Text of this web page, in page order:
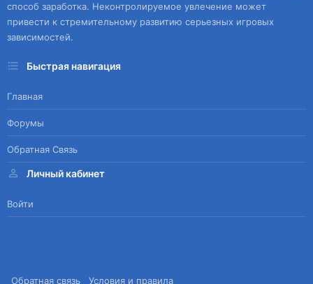
способ заработка. Неконтролируемое увлечение может
привести к стремительному развитию серьезных игровых
зависимостей.
Быстрая навигация
Главная
Форумы
Обратная Связь
Личный кабинет
Войти
Обратная связь Условия и правила